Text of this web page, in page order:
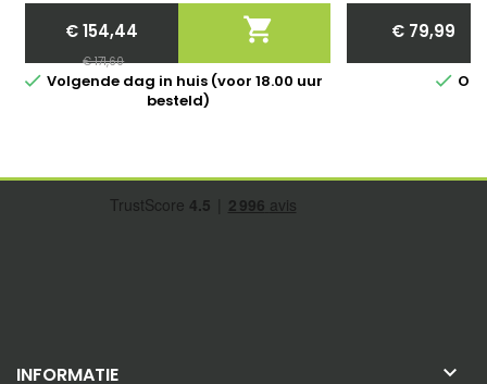
Price
€ 154,44
Regelmatige
prijs
€ 171,60

 Volgende dag in huis (voor 18.00 uur
besteld)
van
Price
€ 79,99
 Op
INFORMATIE 